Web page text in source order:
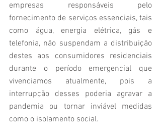
empresas responsáveis pelo
fornecimento de serviços essenciais, tais
como água, energia elétrica, gás e
telefonia, não suspendam a distribuição
destes aos consumidores residenciais
durante o período emergencial que
vivenciamos atualmente, pois a
interrupção desses poderia agravar a
pandemia ou tornar inviável medidas
como o isolamento social.